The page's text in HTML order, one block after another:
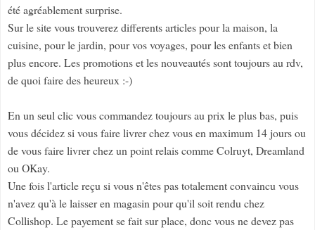
été agréablement surprise.
Sur le site vous trouverez differents articles pour la maison, la
cuisine, pour le jardin, pour vos voyages, pour les enfants et bien
plus encore. Les promotions et les nouveautés sont toujours au rdv,
de quoi faire des heureux :-)
En un seul clic vous commandez toujours au prix le plus bas, puis
vous décidez si vous faire livrer chez vous en maximum 14 jours ou
de vous faire livrer chez un point relais comme Colruyt, Dreamland
ou OKay.
Une fois l'article reçu si vous n'êtes pas totalement convaincu vous
n'avez qu'à le laisser en magasin pour qu'il soit rendu chez
Collishop. Le payement se fait sur place, donc vous ne devez pas